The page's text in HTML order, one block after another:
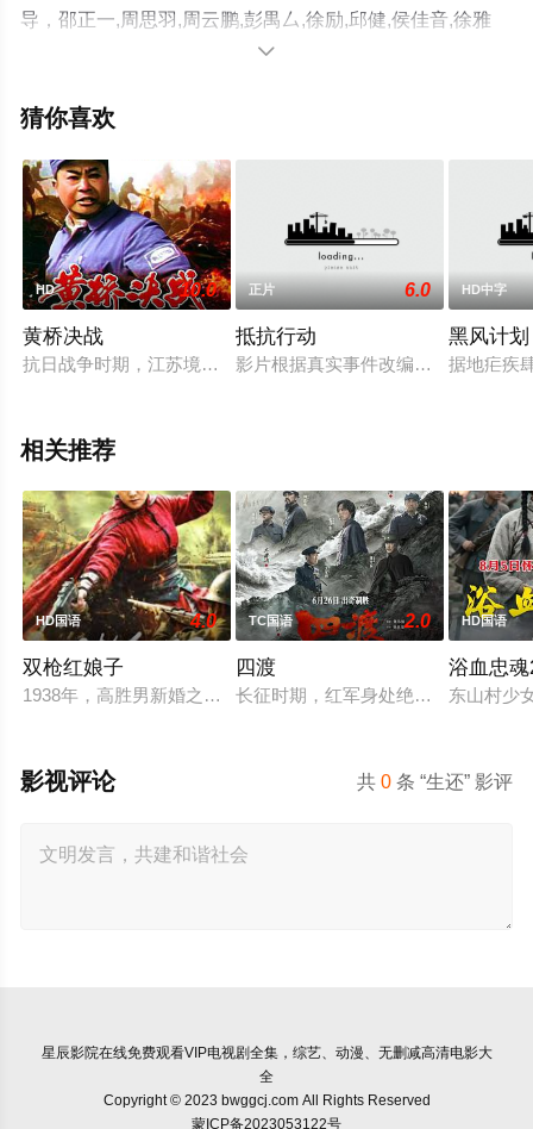
导，邵正一,周思羽,周云鹏,彭禺厶,徐励,邱健,侯佳音,徐雅
惠,刘頔,李昕廷,,王天心,,李梦瑶,梁颂晴,段秋钰,景天曈,寇文
张宏威,叶福生,何熙维,王俏,翟赫等演员精彩演绎的中国大
辰电影网，更多相关信息可移步至豆瓣电影、电视猫或剧
情网等平台了解。

猜你喜欢
HD 10.0
黄桥决战
抗日战争时期，江苏境内。为巩固抗日根据地，陈毅（刘锡田
正片 6.0
抵抗行动
影片根据真实事件改编，讲述了二战
HD中字
黑风计划
据地疟疾
相关推荐
HD国语 4.0
双枪红娘子
1938年，高胜男新婚之日，丈夫被日军残害，父辈亦遭屠戮。
TC国语 2.0
四渡
长征时期，红军身处绝境。四渡赤水
HD国语
浴血忠魂
东山村少
共0 条 “生还” 影评
影视评论
星辰影院在线免费观看VIP电视剧全集，综艺、动漫、无删减高清电影大
全
Copyright © 2023 bwggcj.com All Rights Reserved
蒙ICP备2023053122号